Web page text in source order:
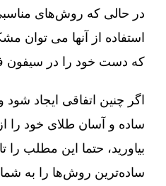
در حالی که روش‌های
استفاده از آنها می توان
که دست خود را در سیفون
اگر چنین اتفاقی ایجاد
ساده و آسان طلای خود را
بیاورید، حتما این مطلب را تا
ساده‌ترین روش‌ها را به